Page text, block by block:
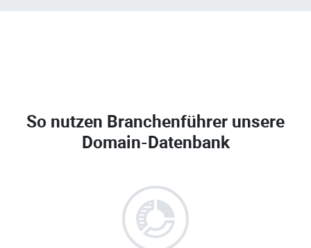
So nutzen Branchenführer unsere
Domain-Datenbank